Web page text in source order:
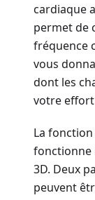
cardiaque
permet de
fréquence
vous
dont les
votre
La
fonctionne
3D. Deux
peuvent